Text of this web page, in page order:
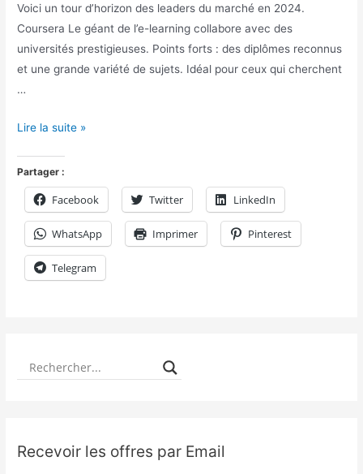
Voici un tour d’horizon des leaders du marché en 2024.
Coursera Le géant de l’e-learning collabore avec des
universités prestigieuses. Points forts : des diplômes reconnus
et une grande variété de sujets. Idéal pour ceux qui cherchent
…
Lire la suite »
Partager :
Facebook Twitter LinkedIn
WhatsApp Imprimer Pinterest
Telegram
Recevoir les offres par Email